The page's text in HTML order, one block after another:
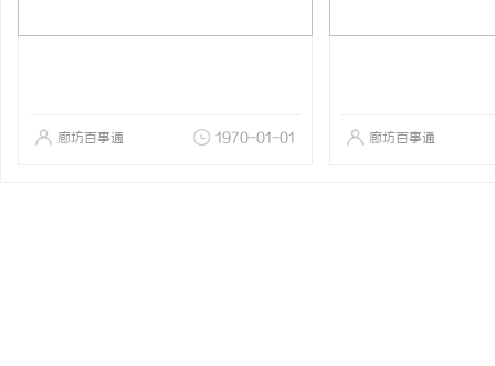
廊坊百事通 1970-01-01 廊坊百事通